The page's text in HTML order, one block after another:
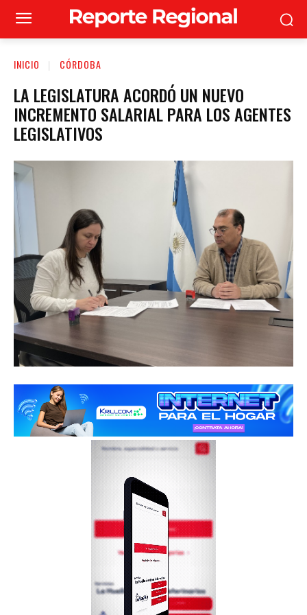
INICIO CÓRDOBA
LA LEGISLATURA ACORDÓ UN NUEVO
INCREMENTO SALARIAL PARA LOS AGENTES
LEGISLATIVOS